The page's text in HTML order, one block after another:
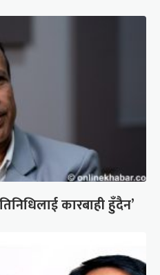
कारबाही हुँदैन’